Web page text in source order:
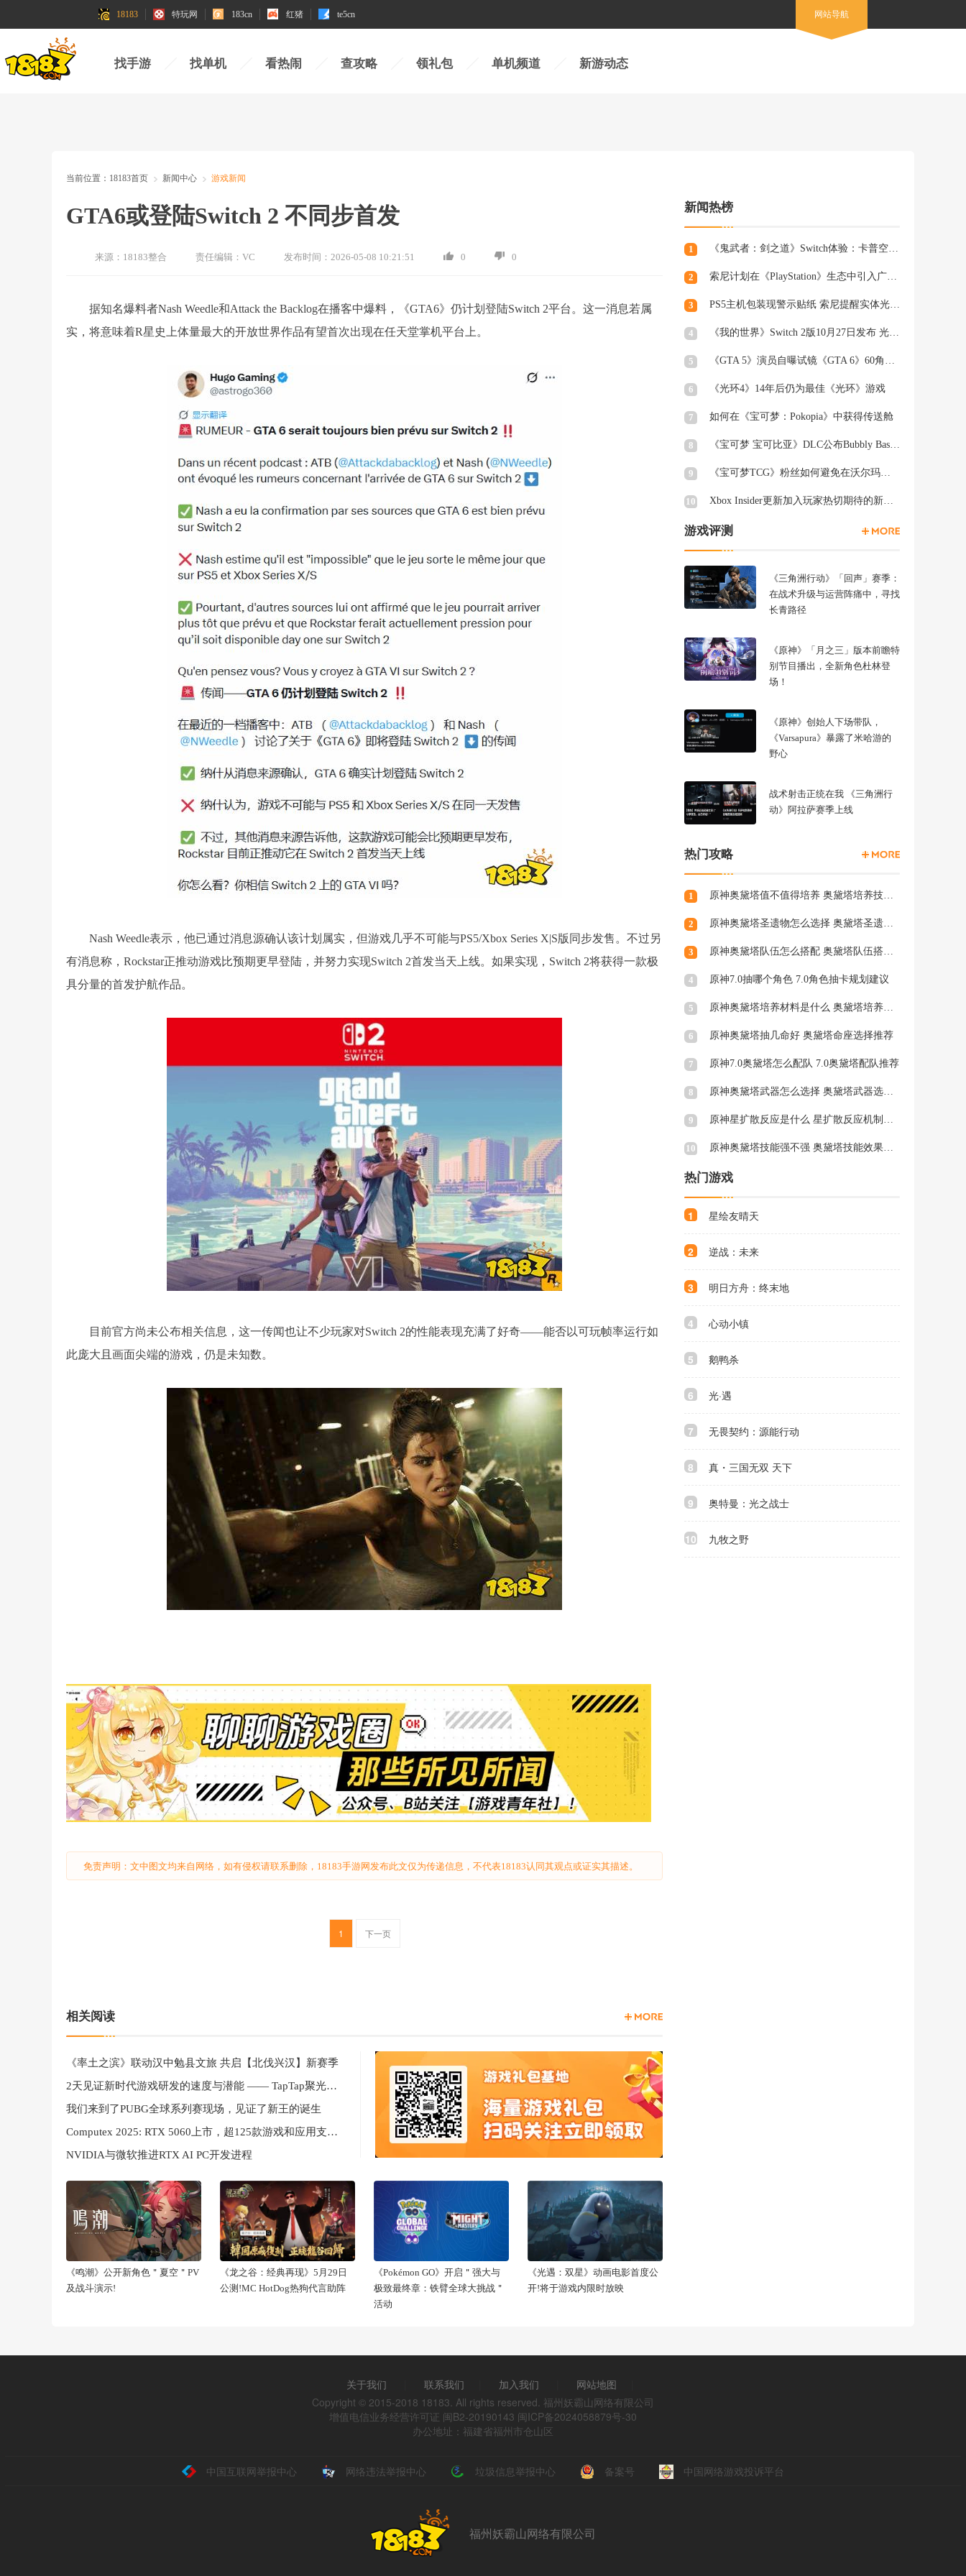
18183 特玩网 183cn 红猪 te5cn 网站导航
找手游 找单机 看热闹 查攻略 领礼包 单机频道 新游动态
当前位置： 18183首页 新闻中心 游戏新闻
GTA6或登陆Switch 2 不同步首发
来源： 18183整合 责任编辑： VC 发布时间： 2026-05-08 10:21:51 0 0
据知名爆料者Nash Weedle和Attack the Backlog在播客中爆料，《GTA6》仍计划登陆Switch 2平台。这一消息若属
实，将意味着R星史上体量最大的开放世界作品有望首次出现在任天堂掌机平台上。
Nash Weedle表示，他已通过消息源确认该计划属实，但游戏几乎不可能与PS5/Xbox Series X|S版同步发售。不过另
有消息称，Rockstar正推动游戏比预期更早登陆，并努力实现Switch 2首发当天上线。如果实现，Switch 2将获得一款极
具分量的首发护航作品。
目前官方尚未公布相关信息，这一传闻也让不少玩家对Switch 2的性能表现充满了好奇——能否以可玩帧率运行如
此庞大且画面尖端的游戏，仍是未知数。
免责声明：文中图文均来自网络，如有侵权请联系删除，18183手游网发布此文仅为传递信息，不代表18183认同其观点或证实其描述。
1 下一页
相关阅读
《率土之滨》联动汉中勉县文旅 共启【北伐兴汉】新赛季
2天见证新时代游戏研发的速度与潜能 —— TapTap聚光灯48小时GameJam开启报名
我们来到了PUBG全球系列赛现场，见证了新王的诞生
Computex 2025: RTX 5060上市，超125款游戏和应用支持DLSS 4
NVIDIA与微软推进RTX AI PC开发进程
《鸣潮》公开新角色＂夏空＂PV
及战斗演示!
《龙之谷：经典再现》5月29日
公测!MC HotDog热狗代言助阵
《Pokémon GO》开启＂强大与
极致最终章：铁臂全球大挑战＂
活动
《光遇：双星》动画电影首度公
开!将于游戏内限时放映
新闻热榜
1 《鬼武者：剑之道》Switch体验：卡普空的又一力作
2 索尼计划在《PlayStation》生态中引入广告，组建专业营销团队
3 PS5主机包装现警示贴纸 索尼提醒实体光盘生产将终止
4 《我的世界》Switch 2版10月27日发布 光照阴影升级
5 《GTA 5》演员自曝试镜《GTA 6》60角色均未获回复
6 《光环4》14年后仍为最佳《光环》游戏
7 如何在《宝可梦：Pokopia》中获得传送舱
8 《宝可梦 宝可比亚》DLC公布Bubbly Basin Habitat Dex列表
9 《宝可梦TCG》粉丝如何避免在沃尔玛周三被“烤”
10 Xbox Insider更新加入玩家热切期待的新功能
游戏评测
《三角洲行动》「回声」赛季：
在战术升级与运营阵痛中，寻找
长青路径
《原神》「月之三」版本前瞻特
别节目播出，全新角色杜林登
场！
《原神》创始人下场带队，
《Varsapura》暴露了米哈游的
野心
战术射击正统在我 《三角洲行
动》阿拉萨赛季上线
热门攻略
1 原神奥黛塔值不值得培养 奥黛塔培养技巧分享
2 原神奥黛塔圣遗物怎么选择 奥黛塔圣遗物词条选择攻略
3 原神奥黛塔队伍怎么搭配 奥黛塔队伍搭配推荐
4 原神7.0抽哪个角色 7.0角色抽卡规划建议
5 原神奥黛塔培养材料是什么 奥黛塔培养材料一览
6 原神奥黛塔抽几命好 奥黛塔命座选择推荐
7 原神7.0奥黛塔怎么配队 7.0奥黛塔配队推荐
8 原神奥黛塔武器怎么选择 奥黛塔武器选择推荐
9 原神星扩散反应是什么 星扩散反应机制与特点介绍
10 原神奥黛塔技能强不强 奥黛塔技能效果介绍
热门游戏
1 星绘友晴天
2 逆战：未来
3 明日方舟：终末地
4 心动小镇
5 鹅鸭杀
6 光·遇
7 无畏契约：源能行动
8 真・三国无双 天下
9 奥特曼：光之战士
10 九牧之野
关于我们 联系我们 加入我们 网站地图
Copyright © 2015-2018 18183. All rights reserved. 福州妖霸山网络有限公司
增值电信业务经营许可证 闽B2-20190143 闽ICP备2024058879号-30
办公地址：福建省福州市仓山区
中国互联网举报中心 网络违法举报中心 垃圾信息举报中心 备案号 中国网络游戏投诉平台
福州妖霸山网络有限公司